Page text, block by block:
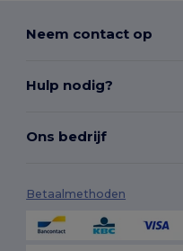
Neem contact op
Hulp nodig?
Ons bedrijf
Betaalmethoden